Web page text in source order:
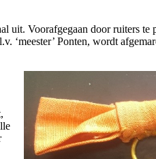
uit. Voorafgegaan door ruiters te
‘meester’ Ponten, wordt